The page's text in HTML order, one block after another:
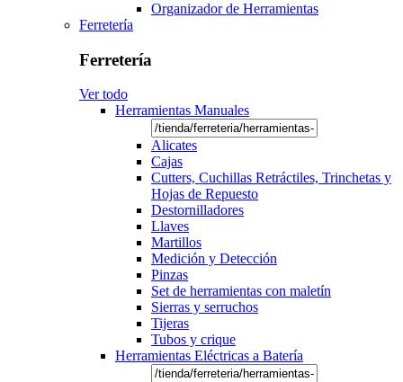
Organizador de Herramientas
Ferretería
Ferretería
Ver todo
Herramientas Manuales
Alicates
Cajas
Cutters, Cuchillas Retráctiles, Trinchetas y
Hojas de Repuesto
Destornilladores
Llaves
Martillos
Medición y Detección
Pinzas
Set de herramientas con maletín
Sierras y serruchos
Tijeras
Tubos y crique
Herramientas Eléctricas a Batería